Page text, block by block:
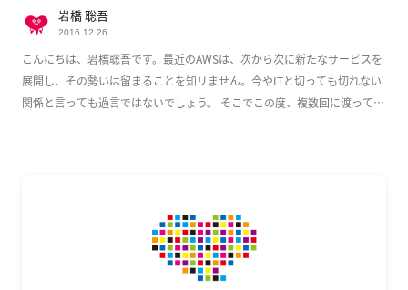
こんにちは、岩橋聡吾です。最近のAWSは、次から次に新たなサービスを
展開し、その勢いは留まることを知リません。今やITと切っても切れない
関係と言っても過言ではないでしょう。 そこでこの度、複数回に渡って
岩橋 聡吾
2016.12.26